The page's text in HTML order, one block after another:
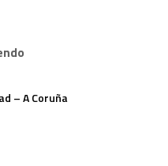
– A Coruña